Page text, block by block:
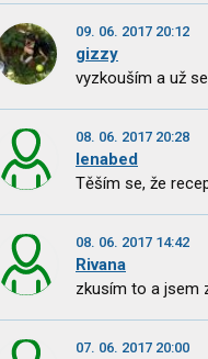
09. 06. 2017 20:12
gizzy
vyzkouším a už
08. 06. 2017 20:28
lenabed
Těším se, že
08. 06. 2017 14:42
Rivana
zkusím to a jsem
07. 06. 2017 20:00